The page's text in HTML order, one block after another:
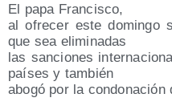
El papa Francisco,
al ofre­cer este domin­go
que sea eliminadas
las san­cio­nes
paí­ses y también
abo­gó por la con­do­na­ción